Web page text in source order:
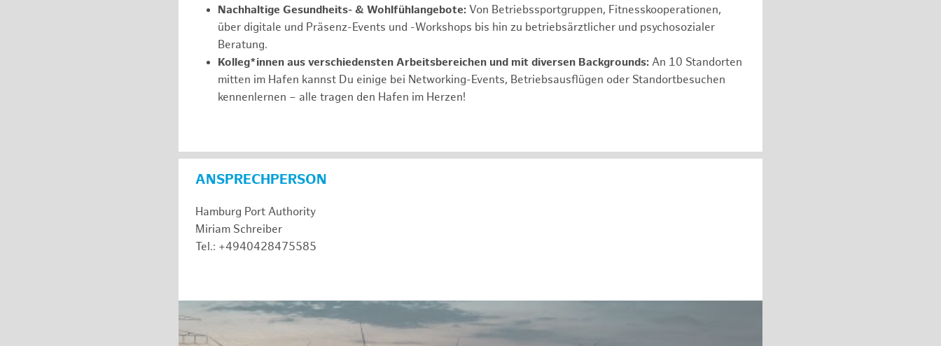
Nachhaltige Gesundheits- & Wohlfühlangebote: Von Betriebssportgruppen, Fitnesskooperationen,
über digitale und Präsenz-Events und -Workshops bis hin zu betriebsärztlicher und psychosozialer
Beratung.
Kolleg*innen aus verschiedensten Arbeitsbereichen und mit diversen Backgrounds: An 10 Standorten
mitten im Hafen kannst Du einige bei Networking-Events, Betriebsausflügen oder Standortbesuchen
kennenlernen – alle tragen den Hafen im Herzen!
ANSPRECHPERSON
Hamburg Port Authority
Miriam Schreiber
Tel.: +4940428475585